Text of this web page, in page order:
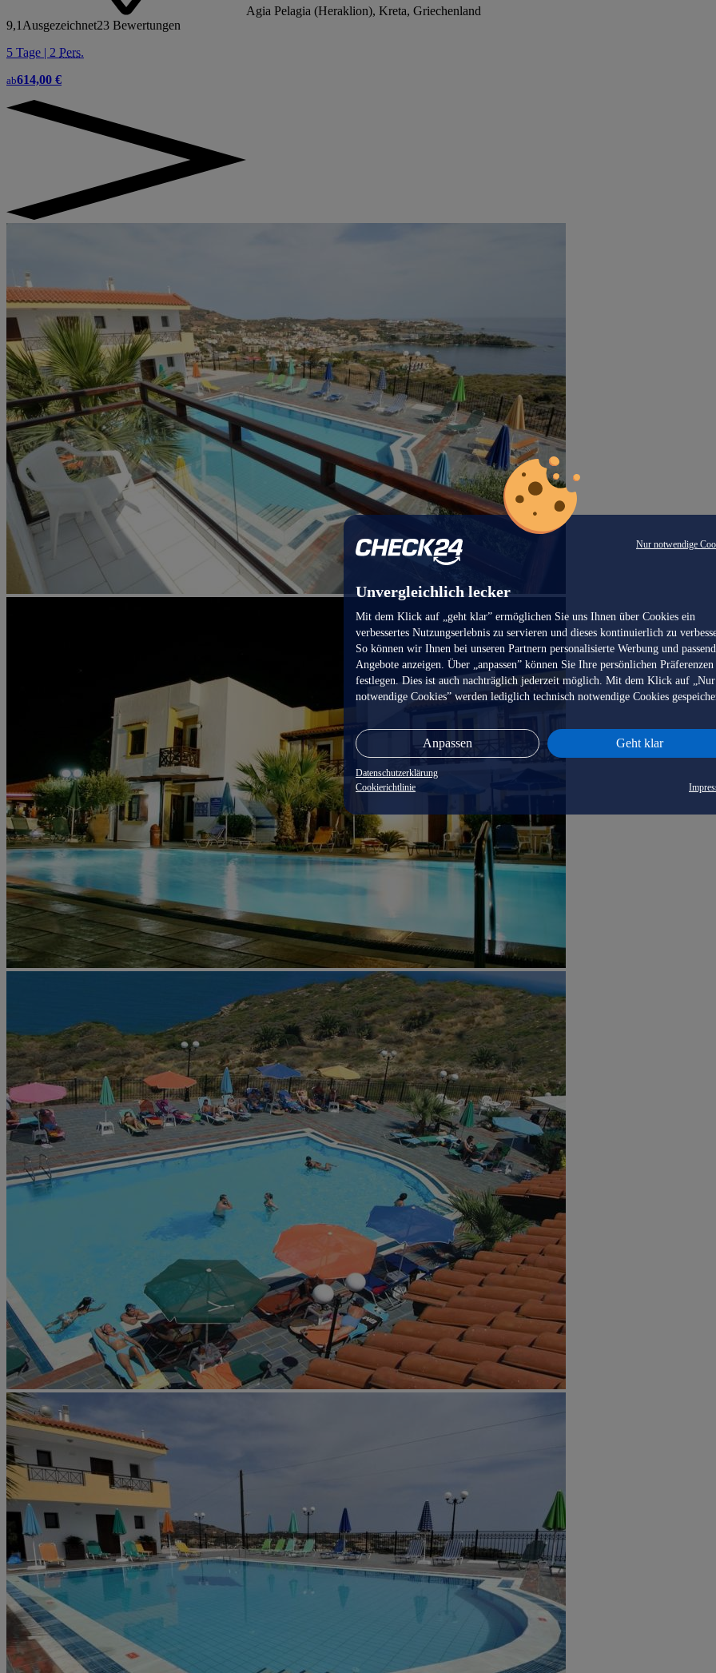
Nur notwendige
Unvergleichlich lecker
Mit dem Klick auf „geht klar” ermöglichen Sie uns Ihnen über Cookies ein
verbessertes Nutzungserlebnis zu servieren und dieses kontinuierlich zu
So können wir Ihnen bei unseren Partnern personalisierte Werbung und
Angebote anzeigen. Über „anpassen” können Sie Ihre persönlichen Präferenzen
festlegen. Dies ist auch nachträglich jederzeit möglich. Mit dem Klick auf „Nur
notwendige Cookies” werden lediglich technisch notwendige Cookies
Anpassen Geht klar
Datenschutzerklärung
Cookierichtlinie
Agia Pelagia (Heraklion), Kreta, Griechenland
9,1 Ausgezeichnet23 Bewertungen
5 Tage | 2 Pers.
ab614,00 €